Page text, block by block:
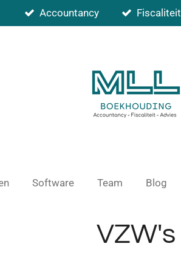
Accountancy Fiscaliteit
Software Team Blog
VZW's